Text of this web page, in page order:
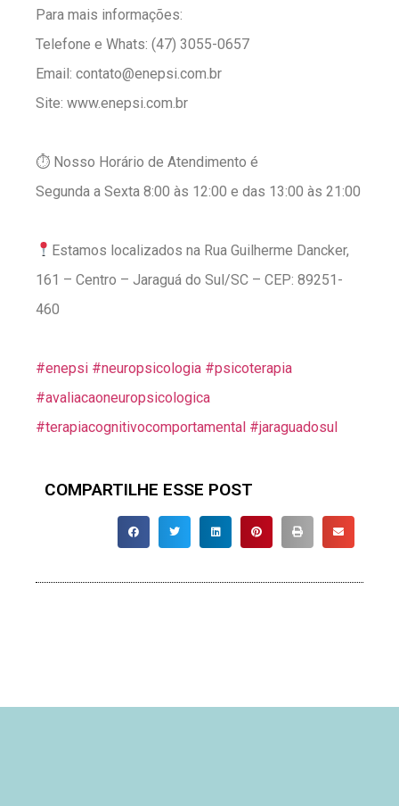
Para mais informações:
Telefone e Whats: (47) 3055-0657
Email: contato@enepsi.com.br
Site: www.enepsi.com.br
⏱ Nosso Horário de Atendimento é
Segunda a Sexta 8:00 às 12:00 e das 13:00 às 21:00
Estamos localizados na Rua Guilherme Dancker,
161 – Centro – Jaraguá do Sul/SC – CEP: 89251-
460
#enepsi #neuropsicologia #psicoterapia
#avaliacaoneuropsicologica
#terapiacognitivocomportamental #jaraguadosul
COMPARTILHE ESSE POST